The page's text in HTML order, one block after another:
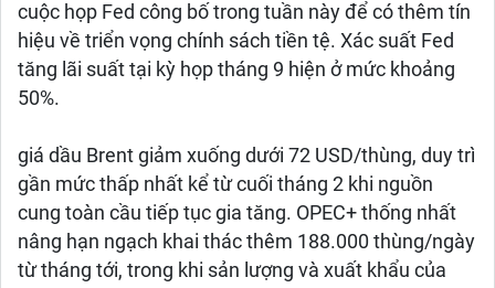
cuộc họp Fed công bố trong tuần này để có thêm tín
hiệu về triển vọng chính sách tiền tệ. Xác suất Fed
tăng lãi suất tại kỳ họp tháng 9 hiện ở mức khoảng
50%.
giá dầu Brent giảm xuống dưới 72 USD/thùng, duy trì
gần mức thấp nhất kể từ cuối tháng 2 khi nguồn
cung toàn cầu tiếp tục gia tăng. OPEC+ thống nhất
nâng hạn ngạch khai thác thêm 188.000 thùng/ngày
từ tháng tới, trong khi sản lượng và xuất khẩu của